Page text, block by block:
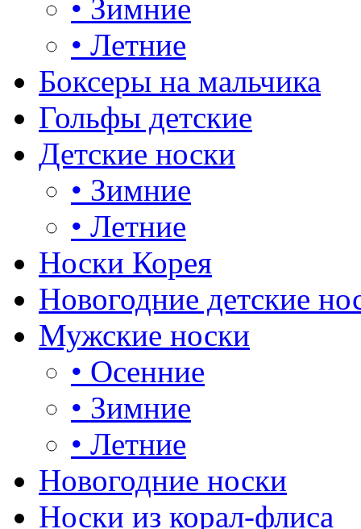
• Зимние
• Летние
Боксеры на мальчика
Гольфы детские
Детские носки
• Зимние
• Летние
Носки Корея
Новогодние детские
Мужские носки
• Осенние
• Зимние
• Летние
Новогодние носки
Носки из корал-флиса